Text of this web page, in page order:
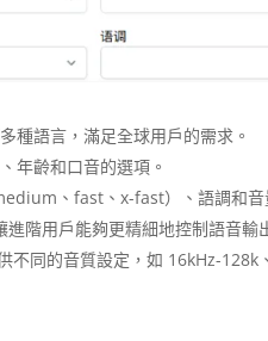
種語言，滿足全球用戶的需求。
年齡和口音的選項。
、fast、x-fast）、語調和音
階用戶能夠更精細地控制語音輸
不同的音質設定，如 16kHz-128k